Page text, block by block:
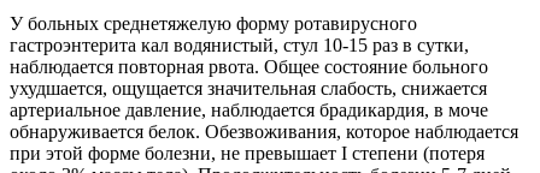
У больных среднетяжелую форму ротавирусного
гастроэнтерита кал водянистый, стул 10-15 раз в сутки,
наблюдается повторная рвота. Общее состояние больного
ухудшается, ощущается значительная слабость, снижается
артериальное давление, наблюдается брадикардия, в моче
обнаруживается белок. Обезвоживания, которое наблюдается
при этой форме болезни, не превышает I степени (потеря